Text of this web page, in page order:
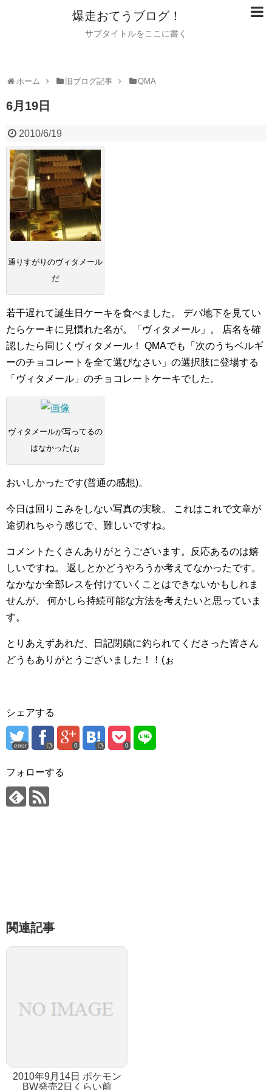
爆走おてうブログ！
サブタイトルをここに書く
ホーム 旧ブログ記事 QMA
6月19日
2010/6/19
通りすがりのヴィタメール
だ
若干遅れて誕生日ケーキを食べました。
デパ地下を見てい
たらケーキに見慣れた名が。「ヴィタメール」。
店名を確
認したら同じくヴィタメール！
QMAでも「次のうちベルギ
ーのチョコレートを全て選びなさい」の選択肢に登場する
「ヴィタメール」のチョコレートケーキでした。
ヴィタメールが写ってるの
はなかった(ぉ
おいしかったです(普通の感想)。
今日は回りこみをしない写真の実験。
これはこれで文章が
途切れちゃう感じで、難しいですね。
コメントたくさんありがとうございます。反応あるのは嬉
しいですね。
返しとかどうやろうか考えてなかったです。
なかなか全部レスを付けていくことはできないかもしれま
せんが、
何かしら持続可能な方法を考えたいと思っていま
す。
とりあえずあれだ、日記閉鎖に釣られてくださった皆さん
どうもありがとうございました！！(ぉ
シェアする
error 0 0
フォローする
関連記事
2010年9月14日 ポケモン
BW発売2日くらい前